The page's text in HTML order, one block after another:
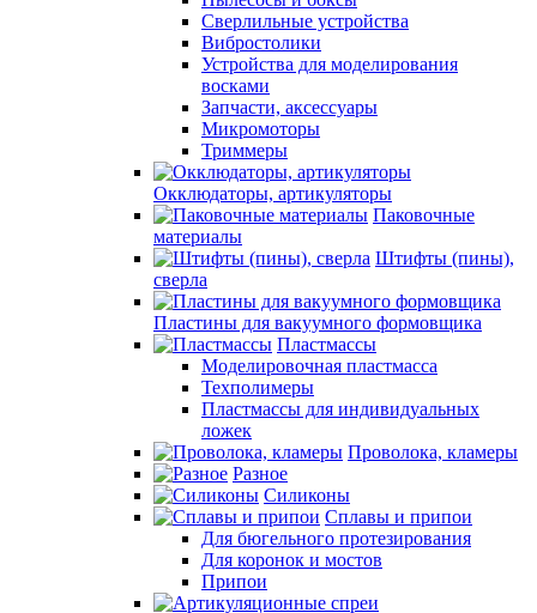
Сверлильные устройства
Вибростолики
Устройства для моделирования
восками
Запчасти, аксессуары
Микромоторы
Триммеры
Окклюдаторы, артикуляторы
Паковочные
материалы
Штифты (пины),
сверла
Пластины для вакуумного формовщика
Пластмассы
Моделировочная пластмасса
Техполимеры
Пластмассы для индивидуальных
ложек
Проволока, кламеры
Разное
Силиконы
Сплавы и припои
Для бюгельного протезирования
Для коронок и мостов
Припои